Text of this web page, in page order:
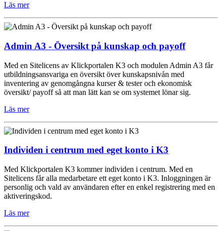
Läs mer
Admin A3 - Översikt på kunskap och payoff
Med en Sitelicens av Klickportalen K3 och modulen Admin A3 får
utbildningsansvariga en översikt över kunskapsnivån med
inventering av genomgångna kurser & tester och ekonomisk
översikt/ payoff så att man lätt kan se om systemet lönar sig.
Läs mer
Individen i centrum med eget konto i K3
Med Klickportalen K3 kommer individen i centrum. Med en
Sitelicens får alla medarbetare ett eget konto i K3. Inloggningen är
personlig och vald av användaren efter en enkel registrering med en
aktiveringskod.
Läs mer